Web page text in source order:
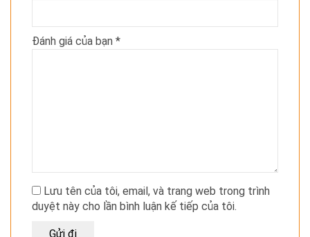
Đánh giá của bạn *
Lưu tên của tôi, email, và trang web trong trình
duyệt này cho lần bình luận kế tiếp của tôi.